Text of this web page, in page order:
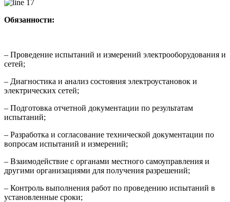
Обязанности:
– Проведение испытаний и измерений электрооборудования и
сетей;
– Диагностика и анализ состояния электроустановок и
электрических сетей;
– Подготовка отчетной документации по результатам
испытаний;
– Разработка и согласование технической документации по
вопросам испытаний и измерений;
– Взаимодействие с органами местного самоуправления и
другими организациями для получения разрешений;
– Контроль выполнения работ по проведению испытаний в
установленные сроки;